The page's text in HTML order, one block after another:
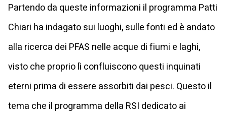
Partendo da queste informazioni il programma Patti
Chiari ha indagato sui luoghi, sulle fonti ed è andato
alla ricerca dei PFAS nelle acque di fiumi e laghi,
visto che proprio lì confluiscono questi inquinati
eterni prima di essere assorbiti dai pesci. Questo il
tema che il programma della RSI dedicato ai